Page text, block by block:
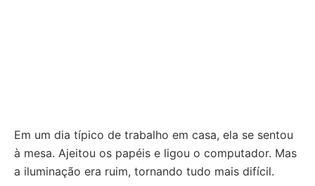
Em um dia típico de trabalho em casa, ela se sentou
à mesa. Ajeitou os papéis e ligou o computador. Mas
a iluminação era ruim, tornando tudo mais difícil.